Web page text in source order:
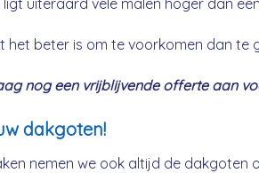
uiteraard vele malen hoger dan
het beter is om te voorkomen dan te
nog een vrijblijvende offerte aan
dakgoten!
nemen we ook altijd de dakgoten